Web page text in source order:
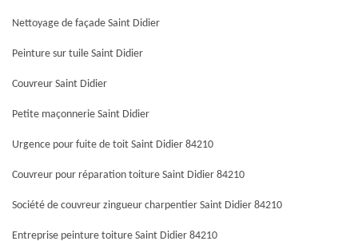
Nettoyage de façade Saint Didier
Peinture sur tuile Saint Didier
Couvreur Saint Didier
Petite maçonnerie Saint Didier
Urgence pour fuite de toit Saint Didier 84210
Couvreur pour réparation toiture Saint Didier 84210
Société de couvreur zingueur charpentier Saint Didier 84210
Entreprise peinture toiture Saint Didier 84210